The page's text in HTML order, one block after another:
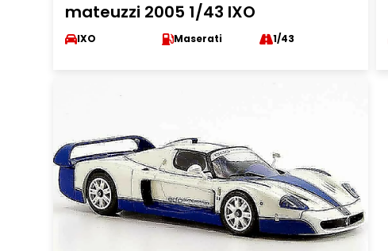
mateuzzi 2005 1/43 IXO
IXO Maserati 1/43